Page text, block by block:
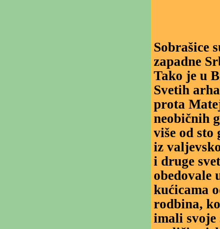
Sobrašice
zapadne
Tako je u
Svetih
prota
neobičnih
više od sto
iz
i druge
obedovale
kućicama
rodbina,
imali svoje